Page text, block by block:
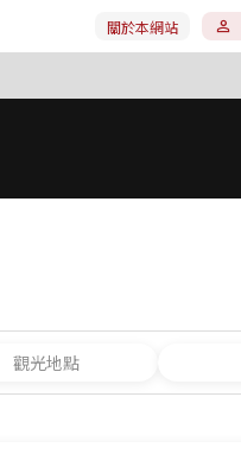
關於本網站
觀光地點